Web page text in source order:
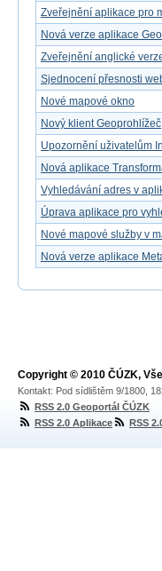
Zveřejnění aplikace pro
Nová verze aplikace
Zveřejnění anglické
Sjednocení přesnosti
Nové mapové okno
Nový klient Geoprohlížeč
Upozornění uživatelům
Nová aplikace
Vyhledávání adres v
Úprava aplikace pro
Nové mapové služby v
Nová verze aplikace
Copyright © 2010 ČÚZK,
Kontakt: Pod sídlištěm 9/1800,
RSS 2.0 Geoportál ČÚZK
RSS 2.0 Aplikace
RSS